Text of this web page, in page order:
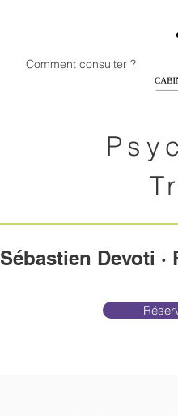
Comment consulter ?
Sébastien Devoti